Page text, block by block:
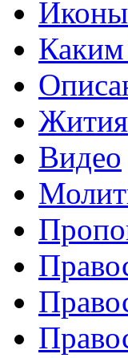
Видео